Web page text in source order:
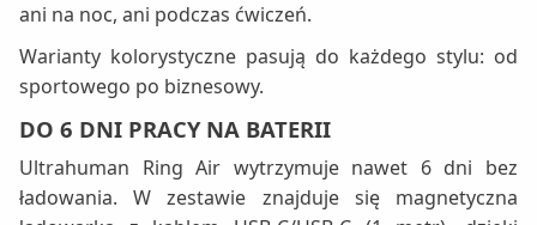
ani na noc, ani podczas ćwiczeń.
Warianty kolorystyczne pasują do każdego stylu: od
sportowego po biznesowy.
DO 6 DNI PRACY NA BATERII
Ultrahuman Ring Air wytrzymuje nawet 6 dni bez
ładowania. W zestawie znajduje się magnetyczna